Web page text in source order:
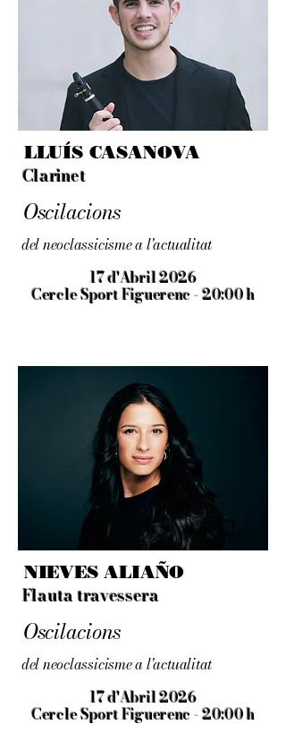
LLUÍS CASANOVA
Clarinet
Oscilacions
del neoclassicisme a l'actualitat
17 d'Abril 2026
Cercle Sport Figuerenc - 20:00 h
NIEVES ALIAÑO
Flauta travessera
Oscilacions
del neoclassicisme a l'actualitat
17 d'Abril 2026
Cercle Sport Figuerenc - 20:00 h